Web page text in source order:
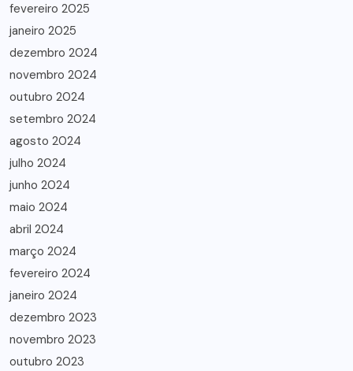
fevereiro 2025
janeiro 2025
dezembro 2024
novembro 2024
outubro 2024
setembro 2024
agosto 2024
julho 2024
junho 2024
maio 2024
abril 2024
março 2024
fevereiro 2024
janeiro 2024
dezembro 2023
novembro 2023
outubro 2023